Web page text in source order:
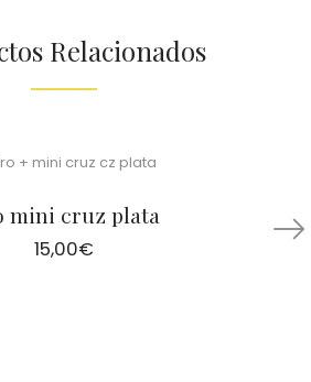
Relacionados
mini cruz plata
15,00€